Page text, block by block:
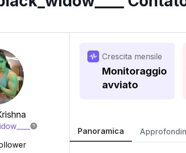
Crescita mensile
Monitoraggio
avviato
Panoramica